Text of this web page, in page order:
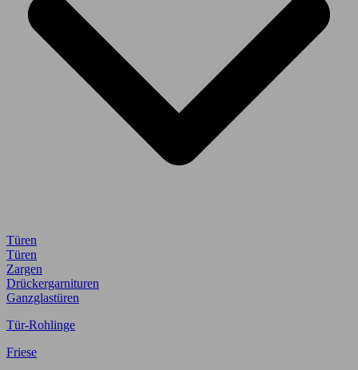
Türen
Türen
Zargen
Drückergarnituren
Ganzglastüren
Tür-Rohlinge
Friese